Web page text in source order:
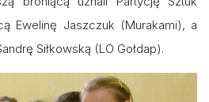
Ewelinę Jaszczuk (Murakami), a
Siłkowską (LO Gołdap).